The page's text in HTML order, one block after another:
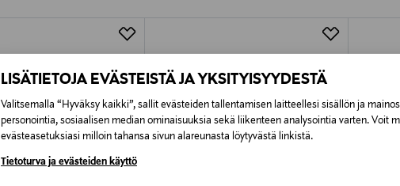
LISÄTIETOJA EVÄSTEISTÄ JA YKSITYISYYDESTÄ
Valitsemalla “Hyväksy kaikki”, sallit evästeiden tallentamisen laitteellesi sisällön ja
personointia, sosiaalisen median ominaisuuksia sekä liikenteen analysointia varten. Voit
evästeasetuksiasi milloin tahansa sivun alareunasta löytyvästä linkistä.
Tietoturva ja evästeiden käyttö
Alk. 6,90 €, kun toimitus on